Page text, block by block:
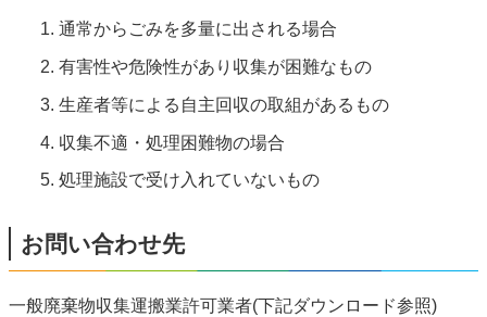
通常からごみを多量に出される場合
有害性や危険性があり収集が困難なもの
生産者等による自主回収の取組があるもの
収集不適・処理困難物の場合
処理施設で受け入れていないもの
お問い合わせ先
一般廃棄物収集運搬業許可業者(下記ダウンロード参照)